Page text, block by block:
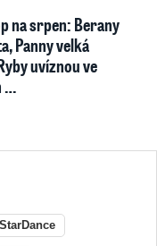
na srpen: Berany
Panny velká
uvíznou ve
…
StarDance